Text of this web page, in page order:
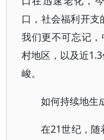
口，社会福利开支
我们更不可忘记
村地区，以及近
峻。
如何持续地生
在21世纪，随